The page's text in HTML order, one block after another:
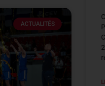
ACTUALITÉS